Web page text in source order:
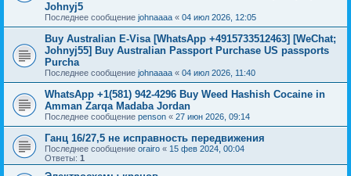
Johnyj5
Последнее сообщение johnaaaa « 04 июл 2026, 12:05
Buy Australian E-Visa [WhatsApp +4915733512463] [WeChat;
Johnyj55] Buy Australian Passport Purchase US passports
Purcha
Последнее сообщение johnaaaa « 04 июл 2026, 11:40
WhatsApp +1(581) 942-4296 Buy Weed Hashish Cocaine in
Amman Zarqa Madaba Jordan
Последнее сообщение penson « 27 июн 2026, 09:14
Ганц 16/27,5 не исправность передвижения
Последнее сообщение orairo « 15 фев 2024, 00:04
Ответы: 1